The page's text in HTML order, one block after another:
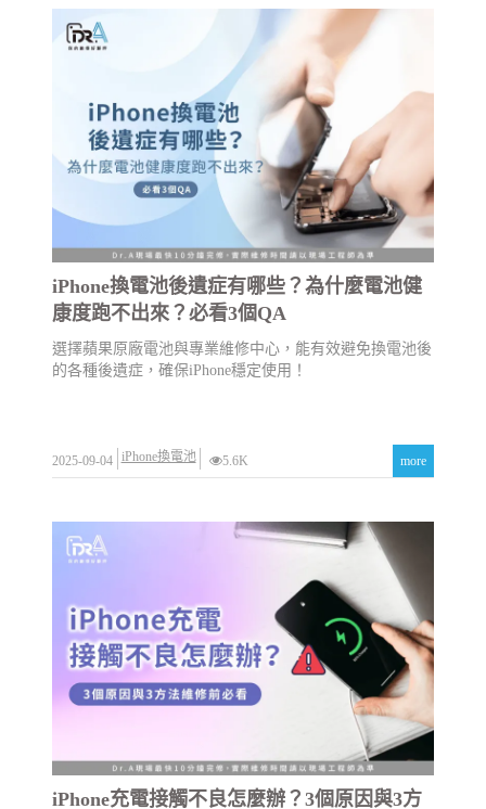
iPhone換電池後遺症有哪些？為什麼電池健
康度跑不出來？必看3個QA
選擇蘋果原廠電池與專業維修中心，能有效避免換電池後
的各種後遺症，確保iPhone穩定使用！
2025-09-04 iPhone換電池 5.6K more
iPhone充電接觸不良怎麼辦？3個原因與3方